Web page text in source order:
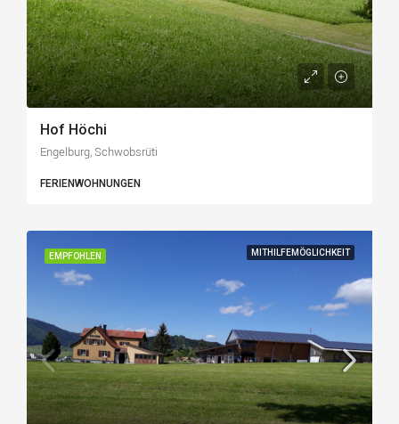
Hof Höchi
Engelburg, Schwobsrüti
FERIENWOHNUNGEN
EMPFOHLEN MITHILFEMÖGLICHKEIT